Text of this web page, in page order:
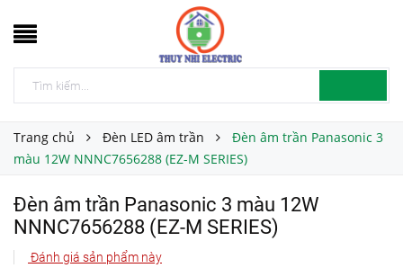
Trang chủ Đèn LED âm trần
Đèn âm trần Panasonic 3
màu 12W NNNC7656288 (EZ-M SERIES)
Đèn âm trần Panasonic 3 màu 12W
NNNC7656288 (EZ-M SERIES)
Đánh giá sản phẩm này